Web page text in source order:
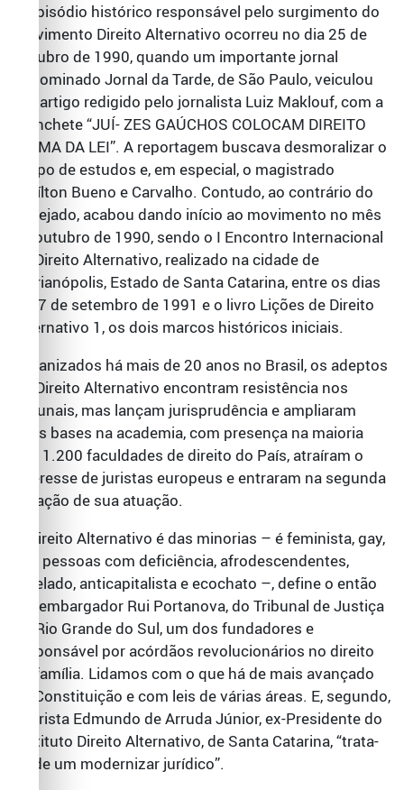
O episódio histórico responsável pelo surgimento do
movimento Direito Alternativo ocorreu no dia 25 de
outubro de 1990, quando um importante jornal
denominado Jornal da Tarde, de São Paulo, veiculou
um artigo redigido pelo jornalista Luiz Maklouf, com a
manchete “JUÍ- ZES GAÚCHOS COLOCAM DIREITO
ACIMA DA LEI”. A reportagem buscava desmoralizar o
grupo de estudos e, em especial, o magistrado
Amílton Bueno e Carvalho. Contudo, ao contrário do
desejado, acabou dando início ao movimento no mês
de outubro de 1990, sendo o I Encontro Internacional
de Direito Alternativo, realizado na cidade de
Florianópolis, Estado de Santa Catarina, entre os dias
4 e 7 de setembro de 1991 e o livro Lições de Direito
Alternativo 1, os dois marcos históricos iniciais.
Organizados há mais de 20 anos no Brasil, os adeptos
do Direito Alternativo encontram resistência nos
tribunais, mas lançam jurisprudência e ampliaram
suas bases na academia, com presença na maioria
das 1.200 faculdades de direito do País, atraíram o
interesse de juristas europeus e entraram na segunda
geração de sua atuação.
O Direito Alternativo é das minorias – é feminista, gay,
das pessoas com deficiência, afrodescendentes,
favelado, anticapitalista e ecochato –, define o então
desembargador Rui Portanova, do Tribunal de Justiça
do Rio Grande do Sul, um dos fundadores e
responsável por acórdãos revolucionários no direito
de família. Lidamos com o que há de mais avançado
na Constituição e com leis de várias áreas. E, segundo,
o jurista Edmundo de Arruda Júnior, ex-Presidente do
Instituto Direito Alternativo, de Santa Catarina, “trata-
se de um modernizar jurídico”.